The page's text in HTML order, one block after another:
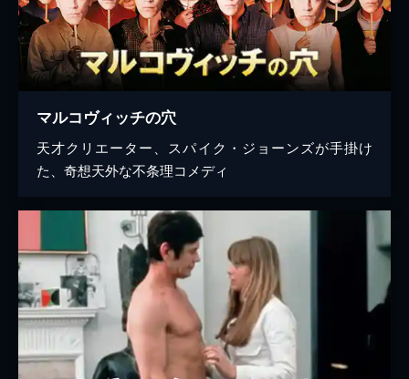
マルコヴィッチの穴
天才クリエーター、スパイク・ジョーンズが手掛け
た、奇想天外な不条理コメディ